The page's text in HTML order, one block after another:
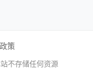
策
不存储任何资源